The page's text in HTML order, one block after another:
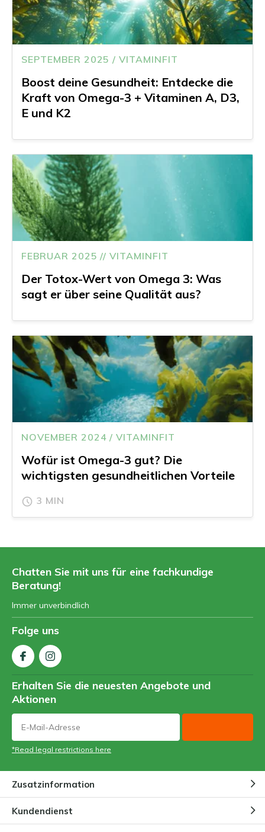
SEPTEMBER 2025 / VITAMINFIT
Boost deine Gesundheit: Entdecke die
Kraft von Omega-3 + Vitaminen A, D3,
E und K2
FEBRUAR 2025 // VITAMINFIT
Der Totox-Wert von Omega 3: Was
sagt er über seine Qualität aus?
NOVEMBER 2024 / VITAMINFIT
Wofür ist Omega-3 gut? Die
wichtigsten gesundheitlichen Vorteile
3 MIN
Chatten Sie mit uns für eine fachkundige
Beratung!
Immer unverbindlich
Folge uns
Erhalten Sie die neuesten Angebote und
Aktionen
*Read legal restrictions here
Zusatzinformation
Kundendienst